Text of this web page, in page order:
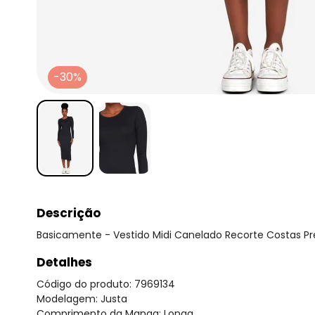
-30%
Descrição
Basicamente - Vestido Midi Canelado Recorte Costas
Detalhes
Código do produto: 7969134
Modelagem: Justa